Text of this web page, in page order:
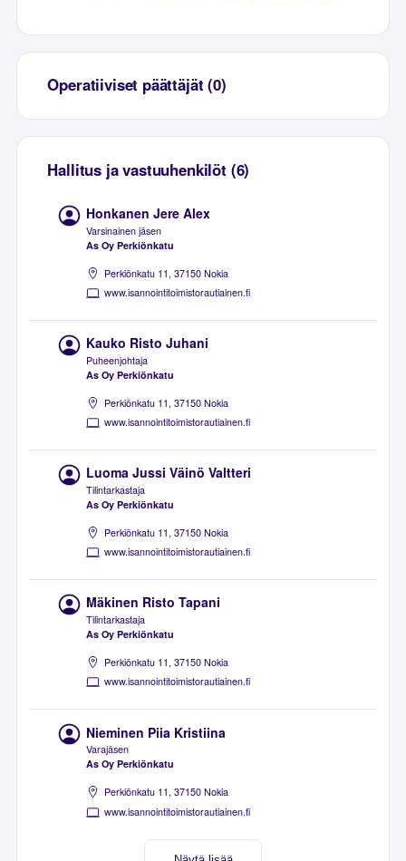
Operatiiviset päättäjät (0)
Hallitus ja vastuuhenkilöt (6)
Honkanen Jere Alex
Varsinainen jäsen
As Oy Perkiönkatu
Perkiönkatu 11, 37150 Nokia
www.isannointitoimistorautiainen.fi
Kauko Risto Juhani
Puheenjohtaja
As Oy Perkiönkatu
Perkiönkatu 11, 37150 Nokia
www.isannointitoimistorautiainen.fi
Luoma Jussi Väinö Valtteri
Tilintarkastaja
As Oy Perkiönkatu
Perkiönkatu 11, 37150 Nokia
www.isannointitoimistorautiainen.fi
Mäkinen Risto Tapani
Tilintarkastaja
As Oy Perkiönkatu
Perkiönkatu 11, 37150 Nokia
www.isannointitoimistorautiainen.fi
Nieminen Piia Kristiina
Varajäsen
As Oy Perkiönkatu
Perkiönkatu 11, 37150 Nokia
www.isannointitoimistorautiainen.fi